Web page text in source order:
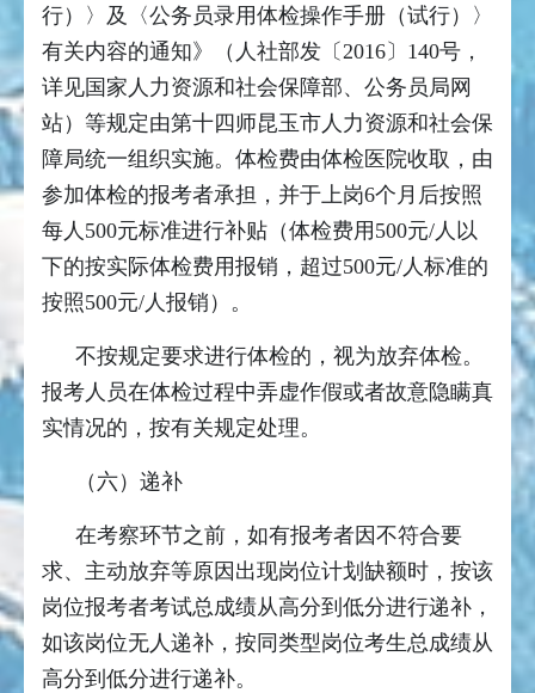
行）〉及〈公务员录用体检操作手册（试行）〉
有关内容的通知》（人社部发〔2016〕140号，
详见国家人力资源和社会保障部、公务员局网
站）等规定由第十四师昆玉市人力资源和社会保
障局统一组织实施。体检费由体检医院收取，由
参加体检的报考者承担，并于上岗6个月后按照
每人500元标准进行补贴（体检费用500元/人以
下的按实际体检费用报销，超过500元/人标准的
按照500元/人报销）。
不按规定要求进行体检的，视为放弃体检。
报考人员在体检过程中弄虚作假或者故意隐瞒真
实情况的，按有关规定处理。
（六）递补
在考察环节之前，如有报考者因不符合要
求、主动放弃等原因出现岗位计划缺额时，按该
岗位报考者考试总成绩从高分到低分进行递补，
如该岗位无人递补，按同类型岗位考生总成绩从
高分到低分进行递补。